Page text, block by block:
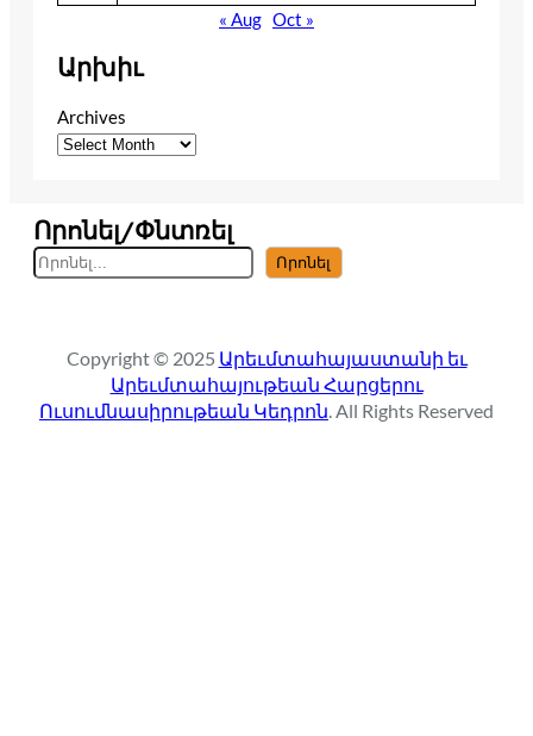
« Aug Oct »
Արխիւ
Archives
Որոնել/Փնտռել
S
e
c
h
Որոնել
Copyright © 2025 Արեւմտահայաստանի եւ
Արեւմտահայութեան Հարցերու
Ուսումնասիրութեան Կեդրոն . All Rights Reserved